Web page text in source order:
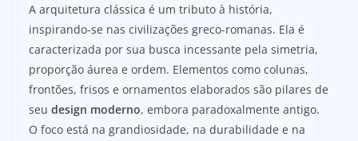
A arquitetura clássica é um tributo à história,
inspirando-se nas civilizações greco-romanas. Ela é
caracterizada por sua busca incessante pela simetria,
proporção áurea e ordem. Elementos como colunas,
frontões, frisos e ornamentos elaborados são pilares de
seu design moderno, embora paradoxalmente antigo.
O foco está na grandiosidade, na durabilidade e na